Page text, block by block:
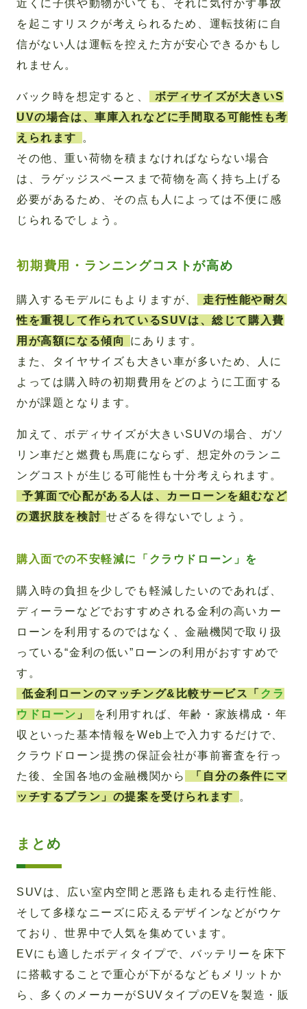
近くに子供や動物がいても、それに気付かず事故
を起こすリスクが考えられるため、運転技術に自
信がない人は運転を控えた方が安心できるかもし
れません。
バック時を想定すると、
ボディサイズが大きいS
UVの場合は、車庫入れなどに手間取る可能性も考
えられます
。
その他、重い荷物を積まなければならない場合
は、ラゲッジスペースまで荷物を高く持ち上げる
必要があるため、その点も人によっては不便に感
じられるでしょう。
初期費用・ランニングコストが高め
購入するモデルにもよりますが、
走行性能や耐久
性を重視して作られているSUVは、総じて購入費
用が高額になる傾向
にあります。
また、タイヤサイズも大きい車が多いため、人に
よっては購入時の初期費用をどのように工面する
かが課題となります。
加えて、ボディサイズが大きいSUVの場合、ガソ
リン車だと燃費も馬鹿にならず、想定外のランニ
ングコストが生じる可能性も十分考えられます。
予算面で心配がある人は、カーローンを組むなど
の選択肢を検討 せざるを得ないでしょう。
購入面での不安軽減に「クラウドローン」を
購入時の負担を少しでも軽減したいのであれば、
ディーラーなどでおすすめされる金利の高いカー
ローンを利用するのではなく、金融機関で取り扱
っている“金利の低い”ローンの利用がおすすめで
す。
低金利ローンのマッチング&比較サービス「 クラ
ウドローン 」
を利用すれば、年齢・家族構成・年
収といった基本情報をWeb上で入力するだけで、
クラウドローン提携の保証会社が事前審査を行っ
た後、全国各地の金融機関から
「自分の条件にマ
ッチするプラン」の提案を受けられます
。
まとめ
SUVは、広い室内空間と悪路も走れる走行性能、
そして多様なニーズに応えるデザインなどがウケ
ており、世界中で人気を集めています。
EVにも適したボディタイプで、バッテリーを床下
に搭載することで重心が下がるなどもメリットか
ら、多くのメーカーがSUVタイプのEVを製造・販